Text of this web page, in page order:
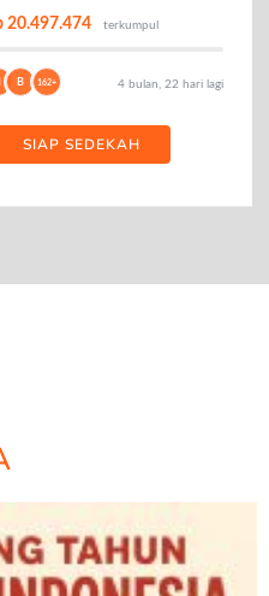
20.497.474 terkumpul
B 162+ 4 bulan, 22 hari lagi
SIAP SEDEKAH